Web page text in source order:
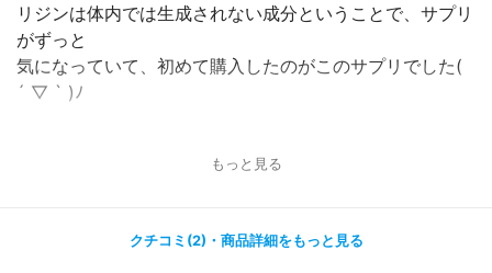
リジンは体内では生成されない成分ということで、サプリ
がずっと
気になっていて、初めて購入したのがこのサプリでした(
´ ▽ ` )ﾉ
はじめは心配でしたが、錠剤は比較的小粒なので飲みやす
もっと見る
クチコミ(2)・商品詳細をもっと見る